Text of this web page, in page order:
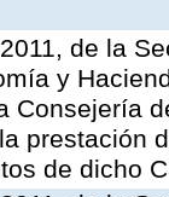
de la
y
Consejería
prestación
de dicho